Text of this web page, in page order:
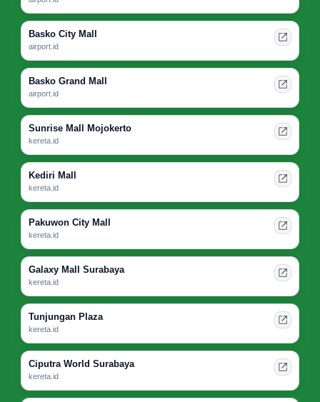
Basko City Mall
airport.id
Basko Grand Mall
airport.id
Sunrise Mall Mojokerto
kereta.id
Kediri Mall
kereta.id
Pakuwon City Mall
kereta.id
Galaxy Mall Surabaya
kereta.id
Tunjungan Plaza
kereta.id
Ciputra World Surabaya
kereta.id